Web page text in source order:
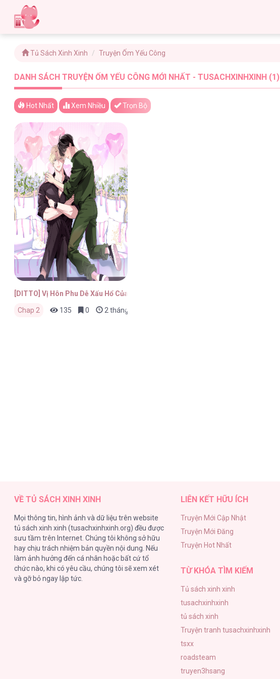
Tủ Sách Xinh Xinh Truyện Ốm Yếu Công
DANH SÁCH TRUYỆN ỐM YẾU CÔNG MỚI NHẤT - TUSACHXINHXINH (1)
Hot Nhất Xem Nhiều Trọn Bộ
[DITTO] Vị Hôn Phu Dễ Xấu Hổ Của Tôi
Chap 2 135 0 2 tháng trước
VỀ TỦ SÁCH XINH XINH
Mọi thông tin, hình ảnh và dữ liệu trên website
tủ sách xinh xinh (tusachxinhxinh.org) đều được
sưu tầm trên Internet. Chúng tôi không sở hữu
hay chịu trách nhiệm bản quyền nội dung. Nếu
làm ảnh hưởng đến cá nhân hoặc bất cứ tổ
chức nào, khi có yêu cầu, chúng tôi sẽ xem xét
và gỡ bỏ ngay lập tức.
LIÊN KẾT HỮU ÍCH
Truyện Mới Cập Nhật
Truyện Mới Đăng
Truyện Hot Nhất
TỪ KHÓA TÌM KIẾM
Tủ sách xinh xinh
tusachxinhxinh
tủ sách xinh
Truyện tranh tusachxinhxinh
tsxx
roadsteam
truyen3hsang